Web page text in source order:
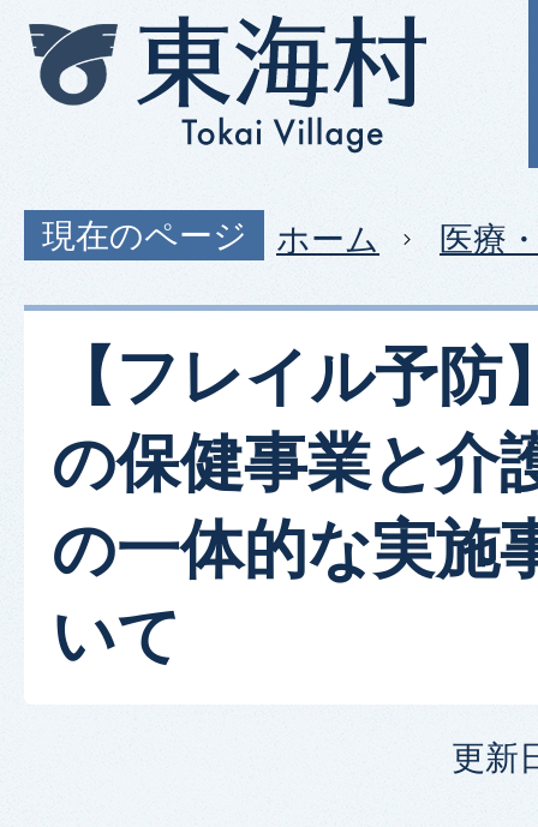
現在のページ ホーム 医療
【フレイル予防
の保健事業と介
の一体的な実施
いて
更新